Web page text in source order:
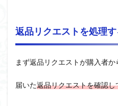
返品リクエストを処理す
まず返品リクエストが購入者か
届いた返品リクエストを確認し